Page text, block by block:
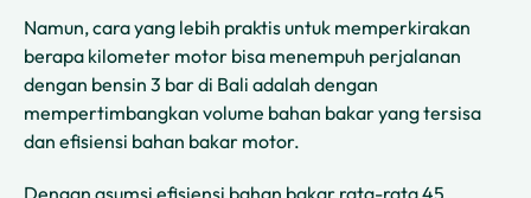
Namun, cara yang lebih praktis untuk memperkirakan
berapa kilometer motor bisa menempuh perjalanan
dengan bensin 3 bar di Bali adalah dengan
mempertimbangkan volume bahan bakar yang tersisa
dan efisiensi bahan bakar motor.
Dengan asumsi efisiensi bahan bakar rata-rata 45